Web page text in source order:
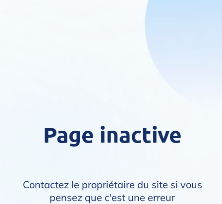
Page inactive
Contactez le propriétaire du site si vous
pensez que c'est une erreur